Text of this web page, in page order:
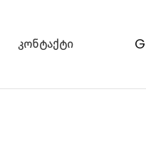
კონტაქტი